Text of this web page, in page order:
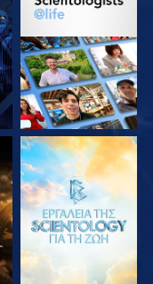
ΕΞΕΡΕΥΝΗΣΤΕ ΤΗ
ΕΞΕΡΕΥΝΗΣΤΕ ΤΗ
ΣΕΙΡΑ